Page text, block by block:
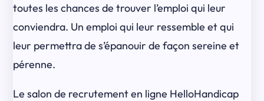
toutes les chances de trouver l’emploi qui leur
conviendra. Un emploi qui leur ressemble et qui
leur permettra de s’épanouir de façon sereine et
pérenne.
Le salon de recrutement en ligne HelloHandicap